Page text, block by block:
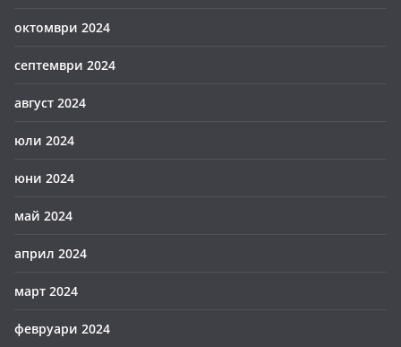
октомври 2024
септември 2024
август 2024
юли 2024
юни 2024
май 2024
април 2024
март 2024
февруари 2024